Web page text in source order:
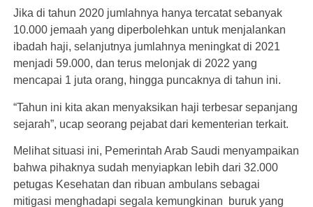
Jika di tahun 2020 jumlahnya hanya tercatat sebanyak
10.000 jemaah yang diperbolehkan untuk menjalankan
ibadah haji, selanjutnya jumlahnya meningkat di 2021
menjadi 59.000, dan terus melonjak di 2022 yang
mencapai 1 juta orang, hingga puncaknya di tahun ini.
“Tahun ini kita akan menyaksikan haji terbesar sepanjang
sejarah”, ucap seorang pejabat dari kementerian terkait.
Melihat situasi ini, Pemerintah Arab Saudi menyampaikan
bahwa pihaknya sudah menyiapkan lebih dari 32.000
petugas Kesehatan dan ribuan ambulans sebagai
mitigasi menghadapi segala kemungkinan buruk yang